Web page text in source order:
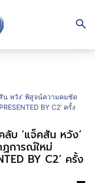
บ ‘แจ็คสัน หวัง’
การณ์ใหม่
BY C2’ ครั้ง